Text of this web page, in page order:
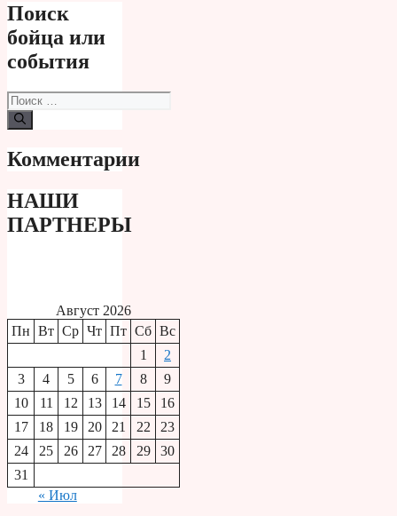
Поиск
бойца или
события
Поиск:
Комментарии
НАШИ
ПАРТНЕРЫ
Август 2026
Пн Вт Ср Чт Пт Сб Вс
1
2
3
4 5 6 7 8
9
10
11 12 13 14 15
16
17
18 19 20 21 22
23
24
25 26 27 28 29
30
31
« Июл